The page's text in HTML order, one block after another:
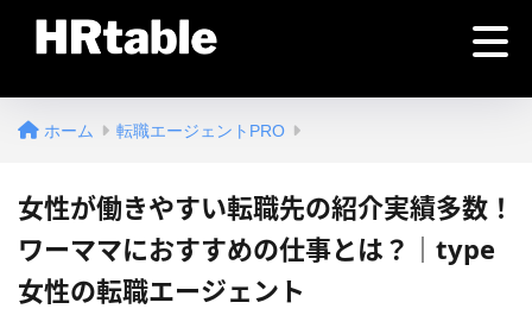
ホーム 転職エージェントPRO
女性が働きやすい転職先の紹介実績多数！
ワーママにおすすめの仕事とは？｜type
女性の転職エージェント